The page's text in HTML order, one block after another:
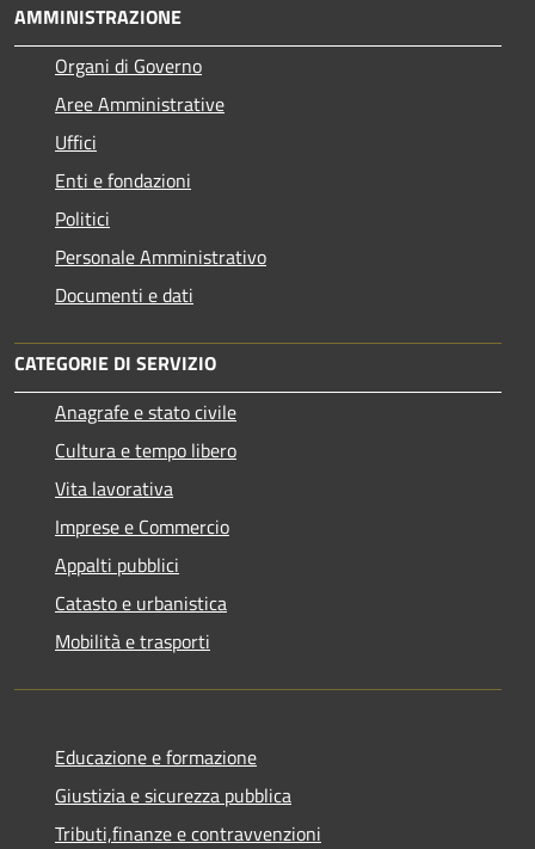
AMMINISTRAZIONE
Organi di Governo
Aree Amministrative
Uffici
Enti e fondazioni
Politici
Personale Amministrativo
Documenti e dati
CATEGORIE DI SERVIZIO
Anagrafe e stato civile
Cultura e tempo libero
Vita lavorativa
Imprese e Commercio
Appalti pubblici
Catasto e urbanistica
Mobilità e trasporti
Educazione e formazione
Giustizia e sicurezza pubblica
Tributi,finanze e contravvenzioni